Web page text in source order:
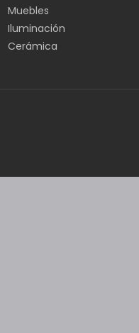
Muebles
Iluminación
Cerámica